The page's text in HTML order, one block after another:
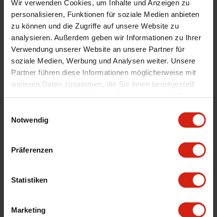
Wir verwenden Cookies, um Inhalte und Anzeigen zu
personalisieren, Funktionen für soziale Medien anbieten
zu können und die Zugriffe auf unsere Website zu
analysieren. Außerdem geben wir Informationen zu Ihrer
Verwendung unserer Website an unsere Partner für
soziale Medien, Werbung und Analysen weiter. Unsere
Partner führen diese Informationen möglicherweise mit
weiteren Daten zusammen, die Sie ihnen bereitgestellt
Notwendig
Präferenzen
Statistiken
Marketing
Automodell Name
Material
Aluminium
Universal
Nein
Herstellercodes
MMOC-MIA-99TBK, MMOC-MIA-99T
Materialstärken
9.8 mm
Geeignet Für
Details
Bewertungen